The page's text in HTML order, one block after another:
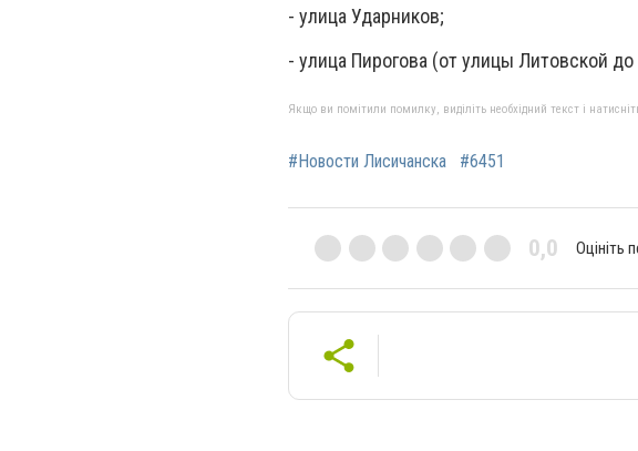
- улица Ударников;
- улица Пирогова (от улицы Литовской
Якщо ви помітили помилку, виділіть необхідний текст і
#Новости Лисичанска #6451
0,0 Оцініть